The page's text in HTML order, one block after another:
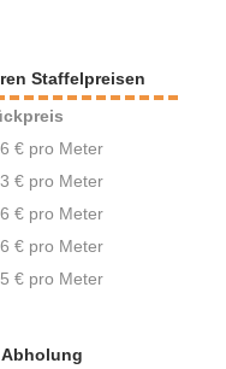
Abholung
Staffelpreisen
€ pro Meter
€ pro Meter
€ pro Meter
€ pro Meter
€ pro Meter